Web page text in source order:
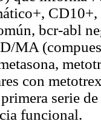
bcr-abl
MA
con
serie
funcional.